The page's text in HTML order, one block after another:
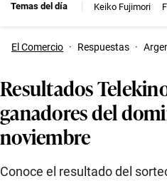
Temas del día Keiko Fujimori
El Comercio · Respuestas ·
Resultados
ganadores del
noviembre
Conoce el resultado del